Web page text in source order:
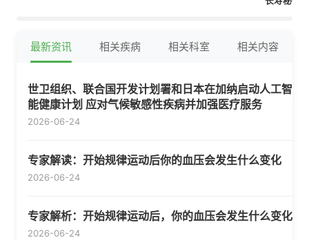
最新资讯 相关疾病 相关科室 相关内容
世卫组织、联合国开发计划署和日本在加纳启动人工智
能健康计划 应对气候敏感性疾病并加强医疗服务
2026-06-24
专家解读：开始规律运动后你的血压会发生什么变化
2026-06-24
专家解析：开始规律运动后，你的血压会发生什么变化
2026-06-24